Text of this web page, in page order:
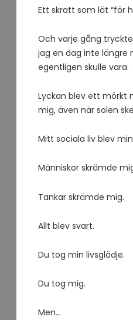
Ett skratt som lät “för
Och varje gång
jag en dag inte längre
egentligen skulle vara.
Lyckan blev ett mörkt
mig, även när solen
Mitt sociala liv blev
Människor skrämde
Tankar skrämde mig.
Allt blev svart.
Du tog min livsglädje.
Du tog mig.
Men…